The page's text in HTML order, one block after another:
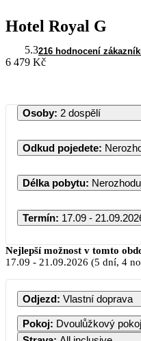
Hotel Royal G
5.3216 hodnocení
6 479 Kč
Osoby: 2 dospělí
Odkud pojedete:
Délka pobytu:
Termín: 17.09 -
Nejlepší možnost v tomto
17.09 - 21.09.2026 (5 dní, 4
Odjezd: Vlastní doprava
Pokoj: Dvoulůžkový